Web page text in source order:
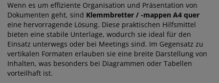
Wenn es um effiziente Organisation und Präsentation von
Dokumenten geht, sind Klemmbretter / -mappen A4 quer
eine hervorragende Lösung. Diese praktischen Hilfsmittel
bieten eine stabile Unterlage, wodurch sie ideal für den
Einsatz unterwegs oder bei Meetings sind. Im Gegensatz zu
vertikalen Formaten erlauben sie eine breite Darstellung von
Inhalten, was besonders bei Diagrammen oder Tabellen
vorteilhaft ist.